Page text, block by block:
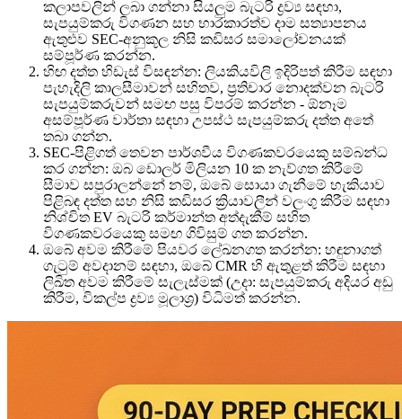
කලාපවලින් ලබා ගන්නා සියලුම බැටරි ද්‍රව්‍ය සඳහා,
සැපයුම්කරු විගණන සහ භාරකාරත්ව දාම සත්‍යාපනය
ඇතුළුව SEC-අනුකූල නිසි කඩිසර සමාලෝචනයක්
සම්පූර්ණ කරන්න.
හිඟ දත්ත හිඩැස් විසඳන්න: ලියකියවිලි ඉදිරිපත් කිරීම සඳහා
පැහැදිලි කාලසීමාවන් සහිතව, ප්‍රතිචාර නොදක්වන බැටරි
සැපයුම්කරුවන් සමඟ පසු විපරම් කරන්න - ඕනෑම
අසම්පූර්ණ වාර්තා සඳහා උපස්ථ සැපයුම්කරු දත්ත අතේ
තබා ගන්න.
SEC-පිළිගත් තෙවන පාර්ශවීය විගණකවරයෙකු සම්බන්ධ
කර ගන්න: ඔබ ඩොලර් මිලියන 10 ක නැව්ගත කිරීමේ
සීමාව සපුරාලන්නේ නම්, ඔබේ සොයා ගැනීමේ හැකියාව
පිළිබඳ දත්ත සහ නිසි කඩිසර ක්‍රියාවලීන් වලංගු කිරීම සඳහා
නිශ්චිත EV බැටරි කර්මාන්ත අත්දැකීම් සහිත
විගණකවරයෙකු සමඟ ගිවිසුම් ගත කරන්න.
ඔබේ අවම කිරීමේ පියවර ලේඛනගත කරන්න: හඳුනාගත්
ගැටුම් අවදානම් සඳහා, ඔබේ CMR හි ඇතුළත් කිරීම සඳහා
ලිඛිත අවම කිරීමේ සැලැස්මක් (උදා: සැපයුම්කරු අදියර අඩු
කිරීම, විකල්ප ද්‍රව්‍ය මූලාශ්‍ර) විධිමත් කරන්න.